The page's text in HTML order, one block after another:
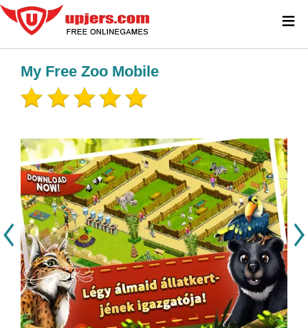
My Free Zoo Mobile
≡